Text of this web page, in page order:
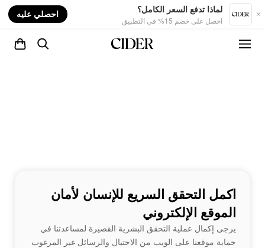
لماذا تدفع السعر الكامل؟
احصل على خصم 15% في التطبيق
احصلي عليه
اكمل التحقق السريع للإنسان لأمان
الموقع الإلكتروني
يرجى إكمال عملية التحقق البشرية القصيرة لمساعدتنا في
حماية موقعنا على الويب من الاحتيال والرسائل غير المرغوب